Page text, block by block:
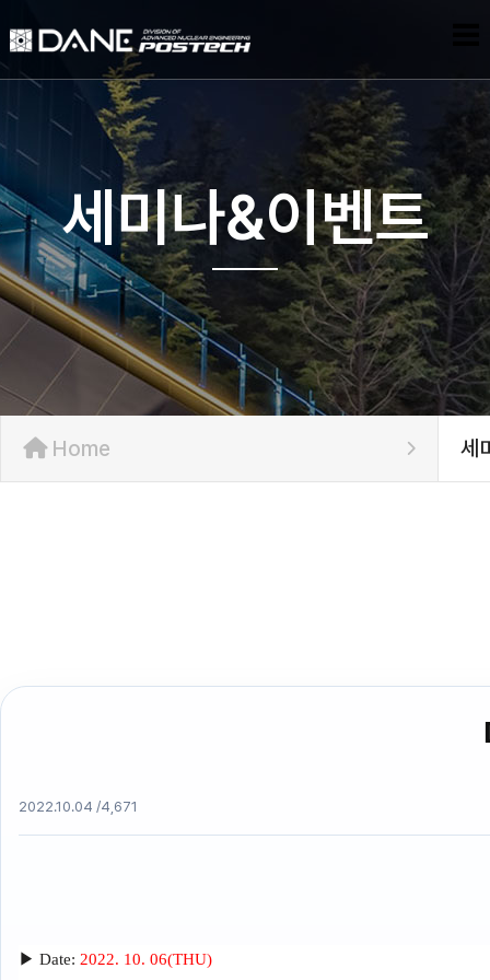
세미나&이벤트
Home 세
2022.10.04 /4,671
▶ Date: 2022. 10. 06(THU)